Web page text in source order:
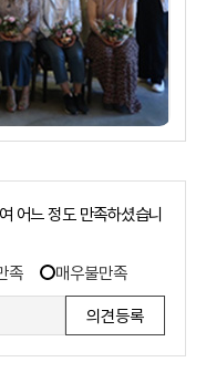
어느 정도 만족하셨습니
족 매우불만족